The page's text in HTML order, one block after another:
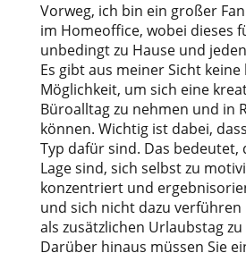
Vorweg, ich bin ein großer
im Homeoffice, wobei dieses
unbedingt zu Hause und
Es gibt aus meiner Sicht keine
Möglichkeit, um sich eine
Büroalltag zu nehmen und in
können. Wichtig ist dabei,
Typ dafür sind. Das bedeutet,
Lage sind, sich selbst zu
konzentriert und
und sich nicht dazu verführen
als zusätzlichen Urlaubstag
Darüber hinaus müssen Sie